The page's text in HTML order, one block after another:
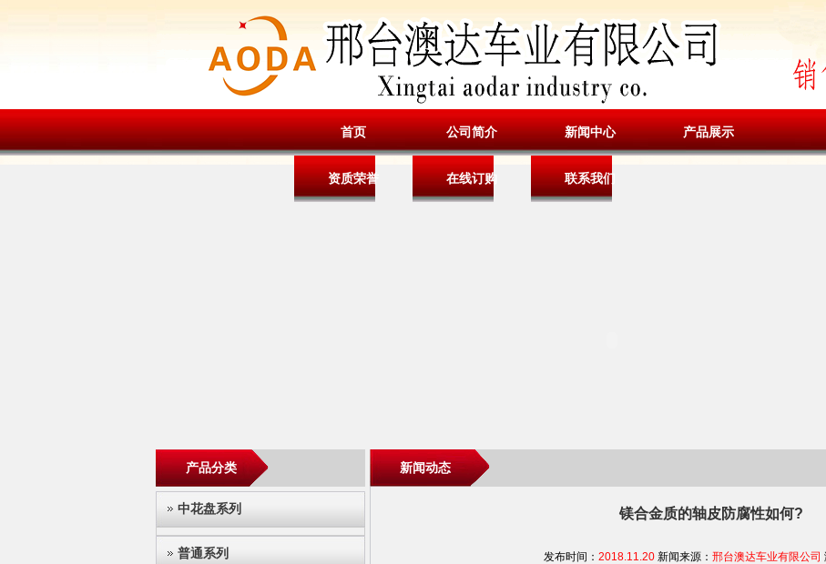
首页 公司简介 新闻中心 产品展示
资质荣誉 在线订购 联系我们
产品分类
中花盘系列
普通系列
新闻动态
镁合金质的轴皮防腐性如何?
发布时间： 2018.11.20新闻来源： 邢台澳达车业有限公司